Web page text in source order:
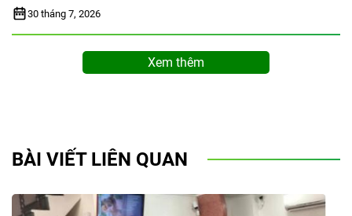
30 tháng 7, 2026
Xem thêm
BÀI VIẾT LIÊN QUAN